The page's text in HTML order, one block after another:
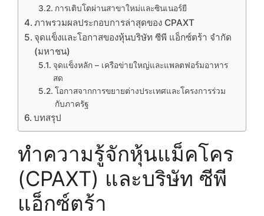
การเติบโตผ่านสาขาใหม่และซินเนอร์ยี
ภาพรวมผลประกอบการล่าสุดของ CPAXT
จุดแข็งและโอกาสของหุ้นบริษัท ซีพี แอ็กซ์ตร้า จำกัด
(มหาชน)
จุดแข็งหลัก – เครือข่ายใหญ่และแพลตฟอร์มอาหาร
สด
โอกาสจากการขยายต่างประเทศและโครงการร่วม
กับภาครัฐ
บทสรุป
ทำความรู้จักหุ้นแม็คโคร
(CPAXT) และบริษัท ซีพี
แอ็กซ์ตร้า